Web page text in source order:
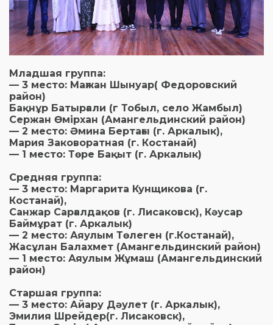
Младшая группа:
— 3 место: Мағжан Шынуар( Федоровский
район)
Бақнұр Батырғали (г Тобыл, село Жамбыл)
Сержан Өмірхан (Амангельдинский район)
— 2 место: Әмина Бертағы (г. Аркалык),
Мария Заковоратная (г. Костанай)
— 1 место: Төре Бақыт (г. Аркалык)
Средняя группа:
— 3 место: Маргарита Кунщикова (г.
Костанай),
Санжар Сарғалдақов (г. Лисаковск), Кәусар
Баймұрат (г. Аркалык)
— 2 место: Аяулым Төлеген (г.Костанай),
Жасұлан Балахмет (Амангельдинский район)
— 1 место: Аяулым Жұмаш (Амангельдинский
район)
Старшая группа:
— 3 место: Айару Дәулет (г. Аркалык),
Эмилия Шрейдер(г. Лисаковск),